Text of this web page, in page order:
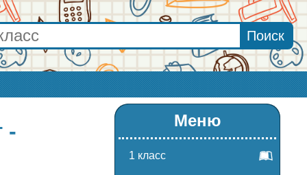
- Меню
1 класс